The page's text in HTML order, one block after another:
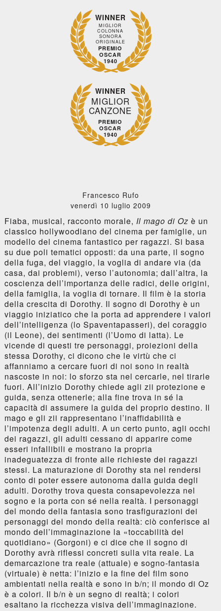
WINNER
MIGLIOR
COLONNA
SONORA
ORIGINALE
PREMIO
OSCAR
1940
WINNER
MIGLIOR
CANZONE
PREMIO
OSCAR
1940
Francesco Rufo
venerdì 10 luglio 2009
Fiaba, musical, racconto morale, Il mago di Oz è un
classico hollywoodiano del cinema per famiglie, un
modello del cinema fantastico per ragazzi. Si basa
su due poli tematici opposti: da una parte, il sogno
della fuga, del viaggio, la voglia di andare via (da
casa, dai problemi), verso l’autonomia; dall’altra, la
coscienza dell’importanza delle radici, delle origini,
della famiglia, la voglia di tornare. Il film è la storia
della crescita di Dorothy. Il sogno di Dorothy è un
viaggio iniziatico che la porta ad apprendere i valori
dell’intelligenza (lo Spaventapasseri), del coraggio
(il Leone), dei sentimenti (l’Uomo di latta). Le
vicende di questi tre personaggi, proiezioni della
stessa Dorothy, ci dicono che le virtù che ci
affanniamo a cercare fuori di noi sono in realtà
nascoste in noi: lo sforzo sta nel cercarle, nel tirarle
fuori. All’inizio Dorothy chiede agli zii protezione e
guida, senza ottenerle; alla fine trova in sé la
capacità di assumere la guida del proprio destino. Il
mago e gli zii rappresentano l’inaffidabilità e
l’impotenza degli adulti. A un certo punto, agli occhi
dei ragazzi, gli adulti cessano di apparire come
esseri infallibili e mostrano la propria
inadeguatezza di fronte alle richieste dei ragazzi
stessi. La maturazione di Dorothy sta nel rendersi
conto di poter essere autonoma dalla guida degli
adulti. Dorothy trova questa consapevolezza nel
sogno e la porta con sé nella realtà. I personaggi
del mondo della fantasia sono trasfigurazioni dei
personaggi del mondo della realtà: ciò conferisce al
mondo dell’immaginazione la «toccabilità del
quotidiano» (Gorgoni) e ci dice che il sogno di
Dorothy avrà riflessi concreti sulla vita reale. La
demarcazione tra reale (attuale) e sogno-fantasia
(virtuale) è netta: l’inizio e la fine del film sono
ambientati nella realtà e sono in b/n; il mondo di Oz
è a colori. Il b/n è un segno di realtà; i colori
esaltano la ricchezza visiva dell’immaginazione.